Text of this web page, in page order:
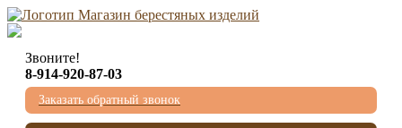
Звоните!
8-914-920-87-03
Заказать обратный звонок